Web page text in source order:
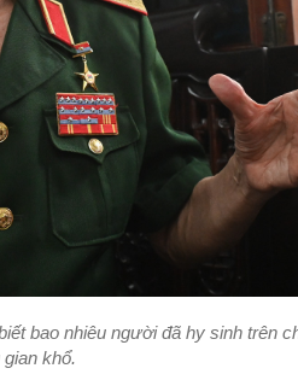
bao nhiêu người đã hy sinh trên
gian khổ.